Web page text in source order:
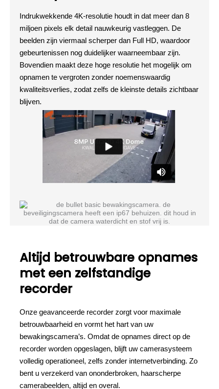
Indrukwekkende 4K-resolutie houdt in dat meer dan 8
miljoen pixels elk detail nauwkeurig vastleggen. De
beelden zijn viermaal scherper dan Full HD, waardoor
gebeurtenissen nog duidelijker waarneembaar zijn.
Bovendien maakt deze hoge resolutie het mogelijk om
opnamen te vergroten zonder noemenswaardig
kwaliteitsverlies, zodat zelfs de kleinste details zichtbaar
blijven.
Altijd betrouwbare opnames
met een zelfstandige
recorder
Onze geavanceerde recorder zorgt voor maximale
betrouwbaarheid en vormt het hart van uw
bewakingscamera’s. Omdat de opnames direct op de
recorder worden opgeslagen, blijft uw camerasysteem
volledig operationeel, zelfs zonder internetverbinding. Zo
bent u verzekerd van ononderbroken, haarscherpe
camerabeelden, altijd en overal.